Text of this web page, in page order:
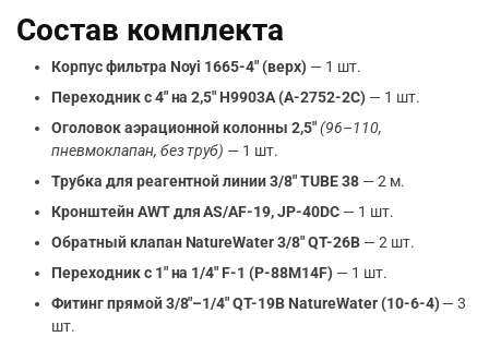
Состав комплекта
Корпус фильтра Noyi 1665-4″ (верх)— 1 шт.
Переходник с 4″ на 2,5″ H9903A (A-2752-2C)— 1 шт.
Оголовок аэрационной колонны 2,5″(96–110,
пневмоклапан, без труб) — 1 шт.
Трубка для реагентной линии 3/8″ TUBE 38— 2 м.
Кронштейн AWT для AS/AF-19, JP-40DC— 1 шт.
Обратный клапан NatureWater 3/8″ QT-26B— 2 шт.
Переходник с 1″ на 1/4″ F-1 (P-88M14F)— 1 шт.
Фитинг прямой 3/8″–1/4″ QT-19B NatureWater (10-6-4)— 3
шт.